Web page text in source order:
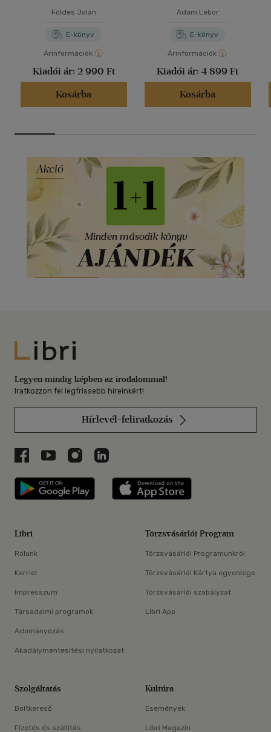
Földes Jolán
E-könyv
Árinformációk
Kiadói ár: 2 990 Ft
Kosárba
Adam Lebor
E-könyv
Árinformációk
Kiadói ár: 4 899 Ft
Kosárba
Libri
Legyen mindig képben az irodalommal!
Iratkozzon fel legfrissebb híreinkért!
Hírlevél-feliratkozás
Libri a Facebookon
Libri a Youtube-on
Libri az Instagramon
Libri a LinkedInen
Libri applikáció Szerezd meg: Google
Libri
Rólunk
Karrier
Impresszum
Társadalmi programok
Adományozás
Akadálymentesítési nyilatkozat
Törzsvásárlói Program
Törzsvásárlói Programunkról
Törzsvásárlói Kártya egyenlege
Törzsvásárlói szabályzat
Libri App
Szolgáltatás
Boltkereső
Fizetés és szállítás
Kultúra
Események
Libri Magazin